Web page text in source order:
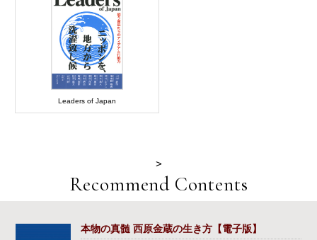
Leaders of Japan
>
Recommend Contents
本物の真髄 西原金蔵の生き方【電子版】